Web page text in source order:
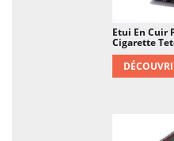
Etui En Cuir
Cigarette